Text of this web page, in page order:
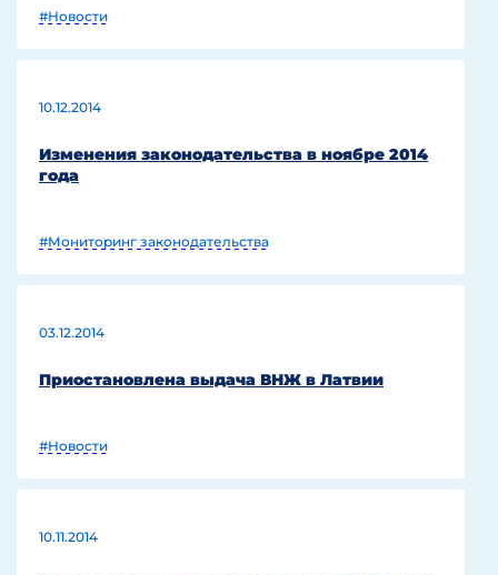
#Новости
10.12.2014
Изменения законодательства в ноябре 2014
года
#Мониторинг законодательства
03.12.2014
Приостановлена выдача ВНЖ в Латвии
#Новости
10.11.2014